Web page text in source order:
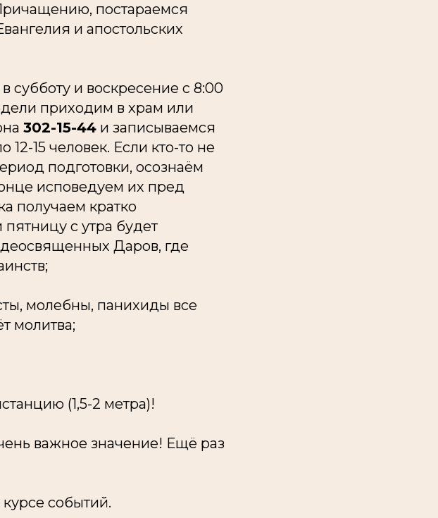
постараемся
и апостольских
субботу и воскресение с 8:00
приходим в храм или
302-15-44 и записываемся
15 человек. Если кто-то не
подготовки, осознаём
исповедуем их пред
получаем кратко
с утра будет
Даров, где
молебны, панихиды все
молитва;
(1,5-2 метра)!
важное значение! Ещё раз
событий.